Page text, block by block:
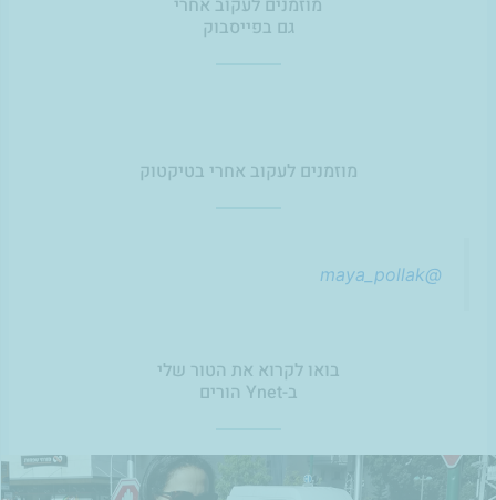
מוזמנים לעקוב אחרי
גם בפייסבוק
מוזמנים לעקוב אחרי בטיקטוק
@maya_pollak
בואו לקרוא את הטור שלי
ב-Ynet הורים